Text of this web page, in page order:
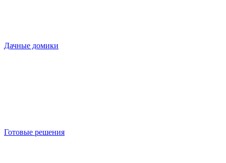
Дачные домики
Готовые решения